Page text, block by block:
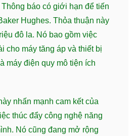
báo có giới hạn để tiến
Hughes. Thỏa thuận này
đô la. Nó bao gồm việc
cho máy tăng áp và thiết bị
máy điện quy mô tiện ích
nhấn mạnh cam kết của
thúc đẩy công nghệ năng
Nó cũng đang mở rộng